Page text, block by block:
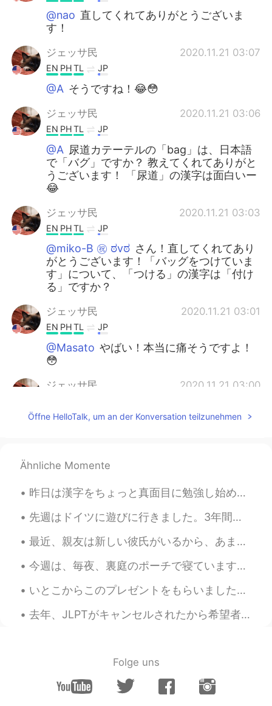
@nao 直してくれてありがとうございま
す！
ジェッサ民 2020.11.21 03:07
EN PHTL JP
@A そうですね！😂😳
ジェッサ民 2020.11.21 03:06
EN PHTL JP
@A 尿道カテーテルの「bag」は、日本語
で「バグ」ですか？ 教えてくれてありがと
うございます！ 「尿道」の漢字は面白いー
😂
ジェッサ民 2020.11.21 03:03
EN PHTL JP
@miko-B ㊗️ ಠvಠ さん！直してくれてあり
がとうございます！「バッグをつけていま
す」について、「つける」の漢字は「付け
る」ですか？
ジェッサ民 2020.11.21 03:01
EN PHTL JP
@Masato やばい！本当に痛そうですよ！
😳
ジェッサ民 2020.11.21 03:00
@Mido面白いことが起こる時はストレス
nao
JP EN
って歩く能力を評価しました。
いつもと同じで、私は患者が立ち上が
その患者さんは、男の人です。
「Purse」って言うのはちょっと女性の
という意味ですね。
もうわかったとたん、彼はほぼほぼ倒
Öffne HelloTalk, um an der Konversation teilzunehmen
Ähnliche Momente
昨日は漢字をちょっと真面目に勉強し始めました。自分の職業の漢字を勉強しました。私は「理学療法士」です。最初の4つの漢字は理にかなっていると思います。最後の漢字は面白いです。英語で「士」の意味は「...
先週はドイツに遊びに行きました。3年間ぶりに外国へ行きました。 ベーリンに一泊しか滞在しなくても、ほぼ全ての観光地に行けました。その日は二万歩以上歩きました！そう言ってもあまり疲れなかったです...
最近、親友は新しい彼氏がいるから、あまり話せないです。🥲私も幸せですが以前は毎日話してました。そして、新しい彼氏さんは兵隊なので、時々、私は彼女に内輪ネタといってる時に彼は真面目すぎて、私は怖く...
今週は、毎夜、裏庭のポーチで寝ています。実は、仕事中にここで寝ちゃった。あとは、ポーチで寝るのは好きになりました。 天気がとても気持ちいい！キャンプみたい。 他の猫と新しい子猫ちゃん(モモちゃん...
いとこからこのプレゼントをもらいました。彼は私が日本とたこ焼きが大好きを知ってるから。😂たこ焼きを作るのは簡単だとだと聞いたけどどどこから始めたらいいのかわかりません。😅助けてー 私へのプレゼ...
去年、JLPTがキャンセルされたから希望者がたくさんいるそうですね。😅 私は受けようと思ってるけど実は必要じゃないです。逆に、他の受験者は受けてからでないと日本で留学や仕事できなさそうですね。自...
Folge uns